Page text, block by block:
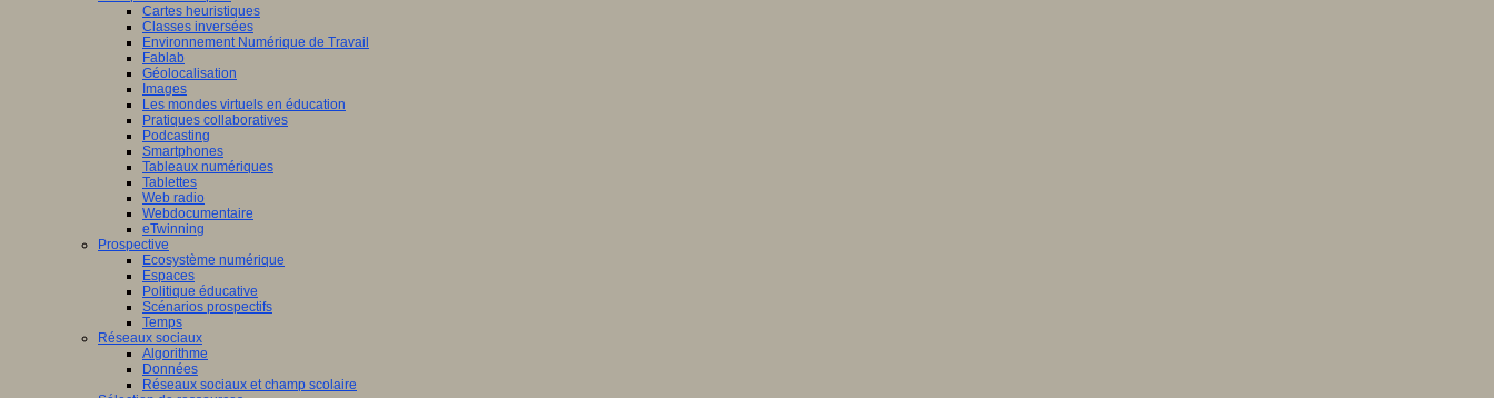
Cartes heuristiques
Classes inversées
Environnement Numérique de Travail
Fablab
Géolocalisation
Images
Les mondes virtuels en éducation
Pratiques collaboratives
Podcasting
Smartphones
Tableaux numériques
Tablettes
Web radio
Webdocumentaire
eTwinning
Prospective
Ecosystème numérique
Espaces
Politique éducative
Scénarios prospectifs
Temps
Réseaux sociaux
Algorithme
Données
Réseaux sociaux et champ scolaire